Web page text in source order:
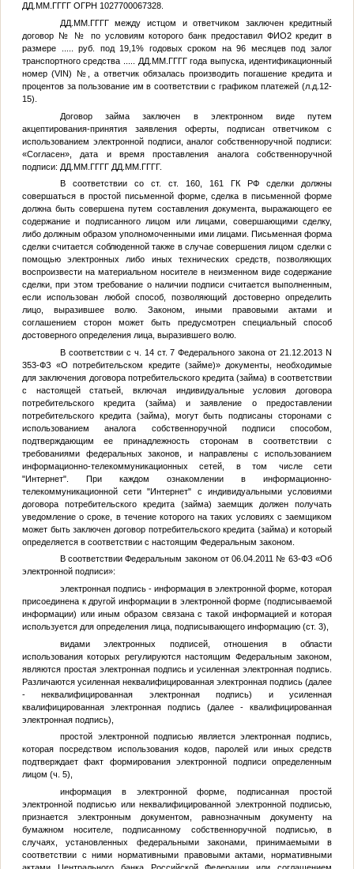
ДД.ММ.ГГГГОГРН 1027700067328.
ДД.ММ.ГГГГмежду истцом и ответчиком заключен кредитный
договор № № по условиям которого банк предоставил ФИО2кредит в
размере
руб. под 19,1% годовых сроком на 96 месяцев под залог
транспортного средства
ДД.ММ.ГГГГгода выпуска, идентификационный
номер (VIN)
№
, а ответчик обязалась производить погашение кредита и
процентов за пользование им в соответствии с графиком платежей (л.д.12-
15).
Договор займа заключен в электронном виде путем
акцептирования-принятия заявления оферты, подписан ответчиком с
использованием электронной подписи, аналог собственноручной подписи:
«Согласен», дата и время проставления аналога собственноручной
подписи: ДД.ММ.ГГГГ ДД.ММ.ГГГГ.
В соответствии со ст. ст. 160, 161 ГК РФ сделки должны
совершаться в простой письменной форме, сделка в письменной форме
должна быть совершена путем составления документа, выражающего ее
содержание и подписанного лицом или лицами, совершающими сделку,
либо должным образом уполномоченными ими лицами. Письменная форма
сделки считается соблюденной также в случае совершения лицом сделки с
помощью электронных либо иных технических средств, позволяющих
воспроизвести на материальном носителе в неизменном виде содержание
сделки, при этом требование о наличии подписи считается выполненным,
если использован любой способ, позволяющий достоверно определить
лицо, выразившее волю. Законом, иными правовыми актами и
соглашением сторон может быть предусмотрен специальный способ
достоверного определения лица, выразившего волю.
В соответствии с ч. 14 ст. 7 Федерального закона от 21.12.2013 N
353-ФЗ «О потребительском кредите (займе)» документы, необходимые
для заключения договора потребительского кредита (займа) в соответствии
с настоящей статьей, включая индивидуальные условия договора
потребительского кредита (займа) и заявление о предоставлении
потребительского кредита (займа), могут быть подписаны сторонами с
использованием аналога собственноручной подписи способом,
подтверждающим ее принадлежность сторонам в соответствии с
требованиями федеральных законов, и направлены с использованием
информационно-телекоммуникационных сетей, в том числе сети
"Интернет". При каждом ознакомлении в информационно-
телекоммуникационной сети "Интернет" с индивидуальными условиями
договора потребительского кредита (займа) заемщик должен получать
уведомление о сроке, в течение которого на таких условиях с заемщиком
может быть заключен договор потребительского кредита (займа) и который
определяется в соответствии с настоящим Федеральным законом.
В соответствии Федеральным законом от 06.04.2011 № 63-ФЗ «Об
электронной подписи»:
электронная подпись - информация в электронной форме, которая
присоединена к другой информации в электронной форме (подписываемой
информации) или иным образом связана с такой информацией и которая
используется для определения лица, подписывающего информацию (ст. 3),
видами электронных подписей, отношения в области
использования которых регулируются настоящим Федеральным законом,
являются простая электронная подпись и усиленная электронная подпись.
Различаются усиленная неквалифицированная электронная подпись (далее
- неквалифицированная электронная подпись) и усиленная
квалифицированная электронная подпись (далее - квалифицированная
электронная подпись),
простой электронной подписью является электронная подпись,
которая посредством использования кодов, паролей или иных средств
подтверждает факт формирования электронной подписи определенным
лицом (ч. 5),
информация в электронной форме, подписанная простой
электронной подписью или неквалифицированной электронной подписью,
признается электронным документом, равнозначным документу на
бумажном носителе, подписанному собственноручной подписью, в
случаях, установленных федеральными законами, принимаемыми в
соответствии с ними нормативными правовыми актами, нормативными